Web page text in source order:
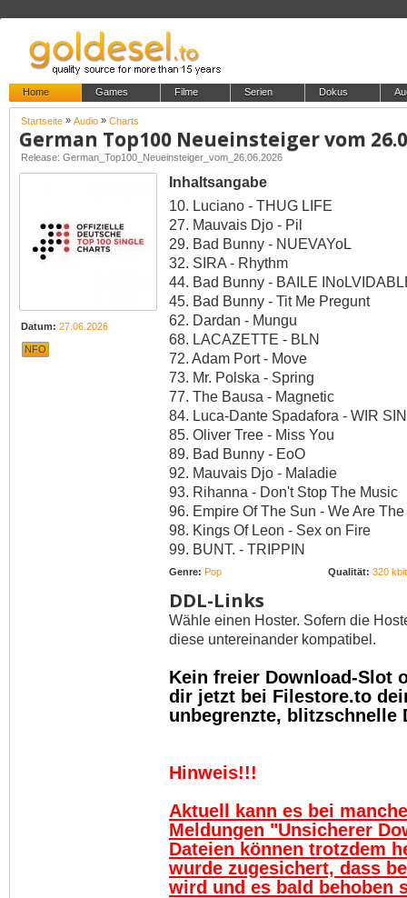
Home Games Filme Serien Dokus
Startseite » Audio » Charts
German Top100 Neueinsteiger vom
Release: German_Top100_Neueinsteiger_vom_26.06.2026
Datum: 27.06.2026
NFO
Inhaltsangabe
10. Luciano - THUG LIFE
27. Mauvais Djo - Pil
29. Bad Bunny - NUEVAYoL
32. SIRA - Rhythm
44. Bad Bunny - BAILE
45. Bad Bunny - Tit Me Pregunt
62. Dardan - Mungu
68. LACAZETTE - BLN
72. Adam Port - Move
73. Mr. Polska - Spring
77. The Bausa - Magnetic
84. Luca-Dante Spadafora - WIR
85. Oliver Tree - Miss You
89. Bad Bunny - EoO
92. Mauvais Djo - Maladie
93. Rihanna - Don't Stop The Music
96. Empire Of The Sun - We Are
98. Kings Of Leon - Sex on Fire
99. BUNT. - TRIPPIN
Genre: Pop Qualität: 320
DDL-Links
Wähle einen Hoster. Sofern die
diese untereinander kompatibel.
Kein freier Download-Slot
dir jetzt bei Filestore.to
unbegrenzte, blitzschnelle
Hinweis!!!
Aktuell kann es bei
Meldungen "Unsicherer
Dateien können trotzdem
wurde zugesichert, dass
wird und es bald behoben